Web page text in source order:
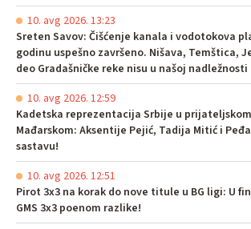
10. avg 2026. 13:23
Sreten Savov: Čišćenje kanala i vodotokova
godinu uspešno završeno. Nišava, Temštica,
deo Gradašničke reke nisu u našoj nadležnosti
10. avg 2026. 12:59
Kadetska reprezentacija Srbije u
Mađarskom: Aksentije Pejić, Tadija Mitić i
sastavu!
10. avg 2026. 12:51
Pirot 3x3 na korak do nove titule u BG ligi: U
GMS 3x3 poenom razlike!